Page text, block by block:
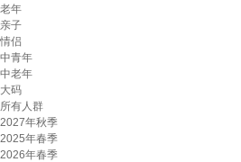
老年
亲子
情侣
中青年
中老年
大码
所有人群
2027年秋季
2025年春季
2026年春季